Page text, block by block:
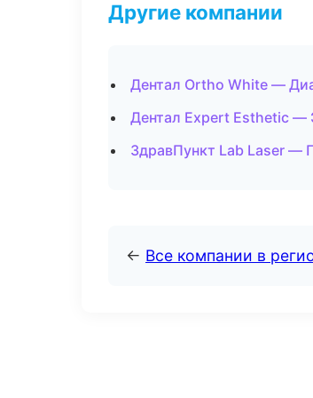
Другие компании
Дентал Ortho White —
Дентал Expert Esthetic —
ЗдравПункт Lab Laser —
← Все компании в